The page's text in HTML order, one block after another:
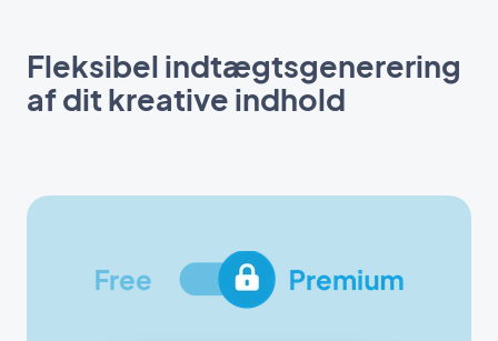
Fleksibel indtægtsgenerering
af dit kreative indhold